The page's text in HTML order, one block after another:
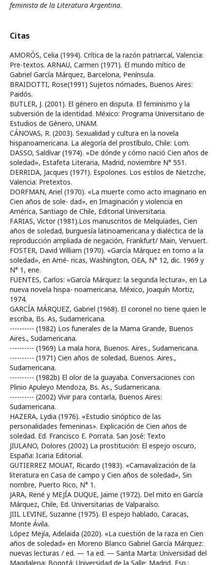
feminista de la Literatura Argentina.
Citas
AMORÓS, Celia (1994). Crítica de la razón patriarcal, Valencia:
Pre-textos. ARNAU, Carmen (1971). El mundo mítico de
Gabriel García Márquez, Barcelona, Península.
BRAIDOTTI, Rose(1991) Sujetos nómades, Buenos Aires:
Paidós.
BUTLER, J. (2001). El género en disputa. El feminismo y la
subversión de la identidad. México: Programa Universitario de
Estudios de Género, UNAM.
CÁNOVAS, R. (2003). Sexualidad y cultura en la novela
hispanoamericana. La alegoría del prostíbulo, Chile: Lom.
DASSO, Saldívar (1974). «De dónde y cómo nació Cien años de
soledad», Estafeta Literaria, Madrid, noviembre N° 551.
DERRIDA, Jacques (1971). Espolones. Los estilos de Nietzche,
Valencia: Pretextos.
DORFMAN, Ariel (1970). «La muerte como acto imaginario en
Cien años de sole- dad», en Imaginación y violencia en
América, Santiago de Chile, Editorial Universitaria.
FARIAS, Víctor (1981).Los manuscritos de Melquíades, Cien
años de soledad, burguesía latinoamericana y dialéctica de la
reproducción ampliada de negación, Frankfurt/ Main, Vervuert.
FOSTER, David William (1970). «García Márquez en torno a la
soledad», en Amé- ricas, Washington, OEA, N° 12, dic. 1969 y
N° 1, ene.
FUENTES, Carlos: «García Márquez: la segunda lectura», en La
nueva novela hispa- noamericana, México, Joaquín Mortiz,
1974.
GARCÍA MÁRQUEZ, Gabriel (1968). El coronel no tiene quien le
escriba, Bs. As, Sudamericana.
---------- (1982) Los funerales de la Mama Grande, Buenos
Aires., Sudamericana.
---------- (1969) La mala hora, Buenos. Aires., Sudamericana.
---------- (1971) Cien años de soledad, Buenos. Aires.,
Sudamericana.
---------- (1982b) El olor de la guayaba. Conversaciones con
Plinio Apuleyo Mendoza, Bs. As., Sudamericana.
---------- (2002) Vivir para contarla, Buenos Aires:
Sudamericana.
HAZERA, Lydia (1976). «Estudio sinóptico de las
personalidades femeninas». Explicación de Cien años de
soledad. Ed. Francisco E. Porrata. San José: Texto
JIULANO, Dolores (2002) La prostitución: El espejo oscuro,
España: Icaria Editorial.
GUTIERREZ MOUAT, Ricardo (1983). «Carnavalización de la
literatura en Casa de campo y Cien años de soledad», Sin
nombre, Puerto Rico, N° 1.
JARA, René y MEJÍA DUQUE, Jaime (1972). Del mito en García
Márquez, Chile, Ed. Universitarias de Valparaíso.
JIIL LEVINE, Suzanne (1975). El espejo hablado, Caracas,
Monte Ávila.
López Mejía, Adelaida (2020). «La cuestión de la raza en Cien
años de soledad» en Moreno Blanco Gabriel García Márquez:
nuevas lecturas / ed. — 1a ed. — Santa Marta: Universidad del
Magdalena; Bogotá: Universidad de la Salle; Madrid, Esp.: